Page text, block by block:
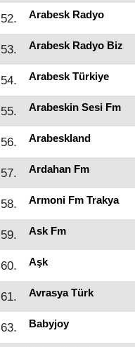
52. Arabesk Radyo
53. Arabesk Radyo Biz
54. Arabesk Türkiye
55. Arabeskin Sesi Fm
56. Arabeskland
57. Ardahan Fm
58. Armoni Fm Trakya
59. Ask Fm
60. Aşk
61. Avrasya Türk
63. Babyjoy